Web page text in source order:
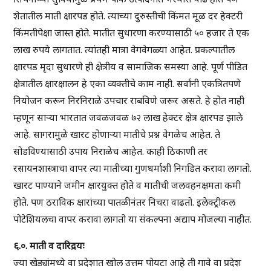
शेतातील माती क्षारपड होते. त्याच्या दुरुस्तीची किंमत मूळ दर हेक्टरी
किंमतीपेक्षा जास्त होते. मातीत सुधारणा करण्यासाठी ५० हजार ते एक
लाख रुपये लागतात. त्यांतही मात्रा वेगवेगळ्या आहेत. प्रकल्पातील
क्षारपड मृदा सुधारणे ही क्षेत्रीय व सामाजिक समस्या आहे. पूर्ण पीडित
क्षेत्रातील क्षारक्षालन हे एका व्यक्तीचे काम नाही. सर्वांनी एकत्रितपणे
नियोजन करून निरनिराळे उपचार राबविणे जरूर असते. हे होत नाही
म्हणून साऱ्या भारतात जवळजवळ ७२ लाख हेक्टर क्षेत्र क्षारपड झाले
आहे. सागरामुळे खारट होणाऱ्या मातीचे प्रश्न वेगळेच आहेत. ते
सोडविण्यासाठी उपाय निराळेच आहेत. काही ठिकाणी तर
रसायनशास्त्राचा वापर त्या मातीच्या गुणधर्माशी निगडित करावा लागतो.
खारट पाण्याने जमीन क्षारयुक्त होते व मातीची जलवहनक्षमता कमी
होते. पण ठराविक क्षारांच्या पातळीनंतर निचरा वाढतो. इलेक्ट्रीकल
पोटेशियलचा वापर करावा लागतो या संकल्पना अद्याप मोजल्या नाहीत.
६.०. माती व दारिद्रयः
ज्या खेड्यांमध्ये वा प्रदेशात खोल उत्तम पोयटा आहे ती गावे वा प्रदेश